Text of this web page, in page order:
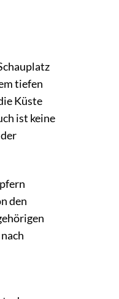
tiefen
Küste
ist keine
den